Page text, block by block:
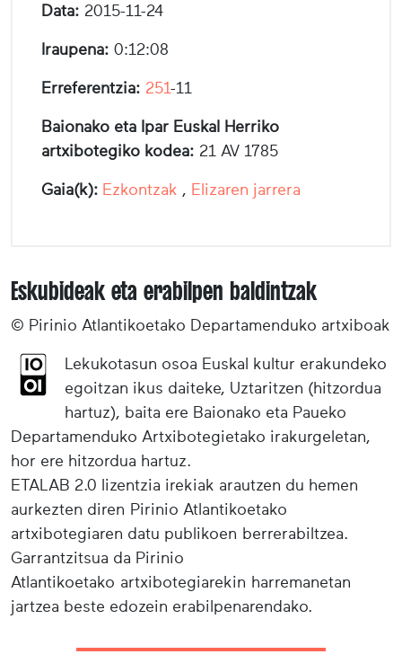
Data: 2015-11-24
Iraupena: 0:12:08
Erreferentzia: 251-11
Baionako eta Ipar Euskal Herriko
artxibotegiko kodea: 21 AV 1785
Gaia(k): Ezkontzak , Elizaren jarrera
Eskubideak eta erabilpen baldintzak
© Pirinio Atlantikoetako Departamenduko artxiboak
Lekukotasun osoa Euskal kultur erakundeko
egoitzan ikus daiteke, Uztaritzen (hitzordua
hartuz), baita ere Baionako eta Paueko
Departamenduko Artxibotegietako irakurgeletan,
hor ere hitzordua hartuz.
ETALAB 2.0 lizentzia irekiak arautzen du hemen
aurkezten diren Pirinio Atlantikoetako
artxibotegiaren datu publikoen berrerabiltzea.
Garrantzitsua da Pirinio
Atlantikoetako artxibotegiarekin harremanetan
jartzea beste edozein erabilpenarendako.